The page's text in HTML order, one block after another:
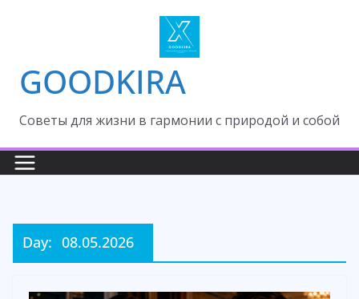
GOODKIRA
Cоветы для жизни в гармонии с природой и собой
Day: 08.05.2026